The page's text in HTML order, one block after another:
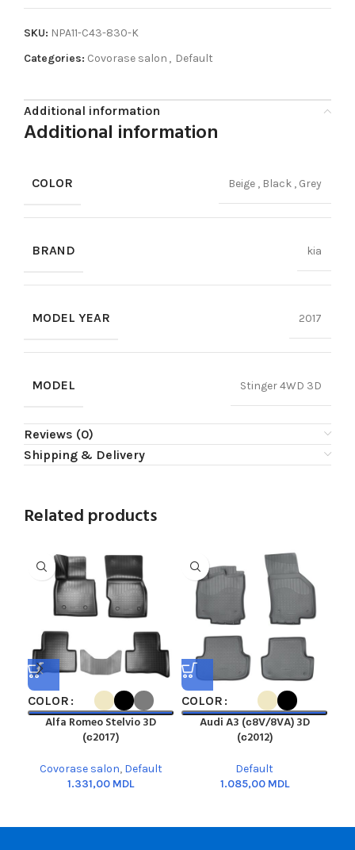
SKU: NPA11-C43-830-K
Categories: Covorase salon , Default
Additional information
Additional information
COLOR Beige , Black , Grey
BRAND kia
MODEL YEAR 2017
MODEL Stinger 4WD 3D
Reviews (0)
Shipping & Delivery
Related products
COLOR
Alfa Romeo Stelvio 3D
(с2017)
Covorase salon, Default
MDL
COLOR
Audi A3 (с8V/8VA) 3D
(с2012)
Default
MDL